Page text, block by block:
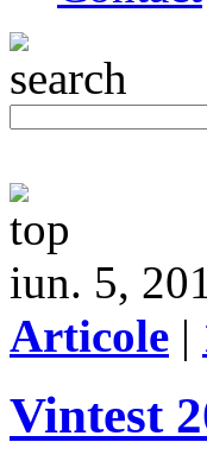
iun. 5,
Articole |
Vintest